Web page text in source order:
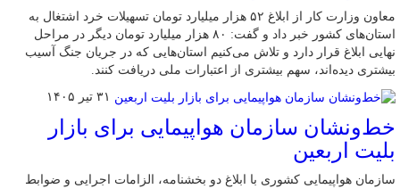
معاون وزارت کار از ابلاغ ۵۲ هزار میلیارد تومان تسهیلات خرد اشتغال به
استان‌های کشور خبر داد و گفت: ۸۰ هزار میلیارد تومان دیگر در مراحل
نهایی ابلاغ قرار دارد و تلاش می‌کنیم استان‌هایی که در جریان جنگ آسیب
بیشتری دیده‌اند، سهم بیشتری از اعتبارات ملی دریافت کنند.
۳۱ تیر ۱۴۰۵
خط‌ونشان سازمان هواپیمایی برای بازار
بلیت اربعین
سازمان هواپیمایی کشوری با ابلاغ دو بخشنامه، الزامات اجرایی و ضوابط